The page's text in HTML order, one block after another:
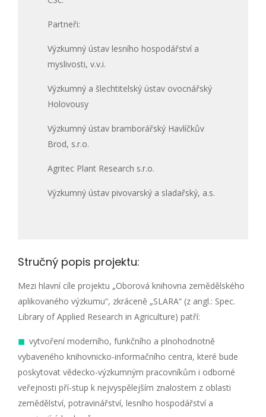
Partneři:
Výzkumný ústav lesního hospodářství a
myslivosti, v.v.i.
Výzkumný a šlechtitelský ústav ovocnářský
Holovousy
Výzkumný ústav bramborářský Havlíčkův
Brod, s.r.o.
Agritec Plant Research s.r.o.
Výzkumný ústav pivovarský a sladařský, a.s.
Stručný popis projektu:
Mezi hlavní cíle projektu „Oborová knihovna zemědělského
aplikovaného výzkumu“, zkráceně „SLARA“ (z angl.: Spec.
Library of Applied Research in Agriculture) patří:
vytvoření moderního, funkčního a plnohodnotně
vybaveného knihovnicko-informačního centra, které bude
poskytovat vědecko-výzkumným pracovníkům i odborné
veřejnosti pří-stup k nejvyspělejším znalostem z oblasti
zemědělství, potravinářství, lesního hospodářství a